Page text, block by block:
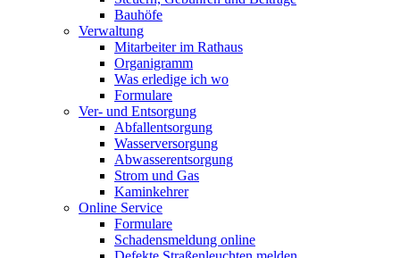
Bauhöfe
Verwaltung
Mitarbeiter im Rathaus
Organigramm
Was erledige ich wo
Formulare
Ver- und Entsorgung
Abfallentsorgung
Wasserversorgung
Abwasserentsorgung
Strom und Gas
Kaminkehrer
Online Service
Formulare
Schadensmeldung online